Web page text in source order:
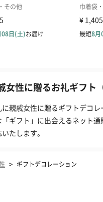
女性に贈るお礼ギフト
に親戚女性に贈るギフトデコ
「ギフト」に出会えるネット
たします。
> ギフトデコレーション